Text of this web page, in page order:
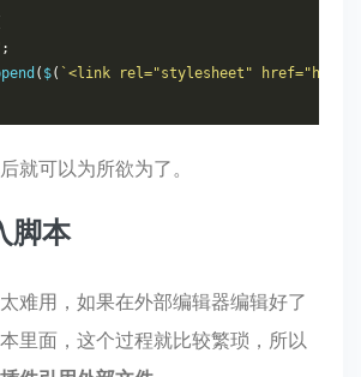
;
( $( `<link rel="stylesheet"
就可以为所欲为了。
脚本
难用，如果在外部编辑器编辑好了
里面，这个过程就比较繁琐，所以